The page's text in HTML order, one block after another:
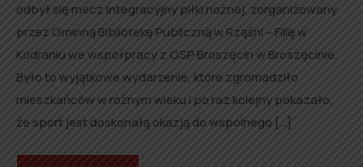
odbył się mecz integracyjny piłki nożnej, zorganizowany
przez Gminną Bibliotekę Publiczną w Rząśni – Filię w
Kodraniu we współpracy z OSP Broszęcin w Broszęcinie.
Było to wyjątkowe wydarzenie, które zgromadziło
mieszkańców w różnym wieku i po raz kolejny pokazało,
że sport jest doskonałą okazją do wspólnego […]